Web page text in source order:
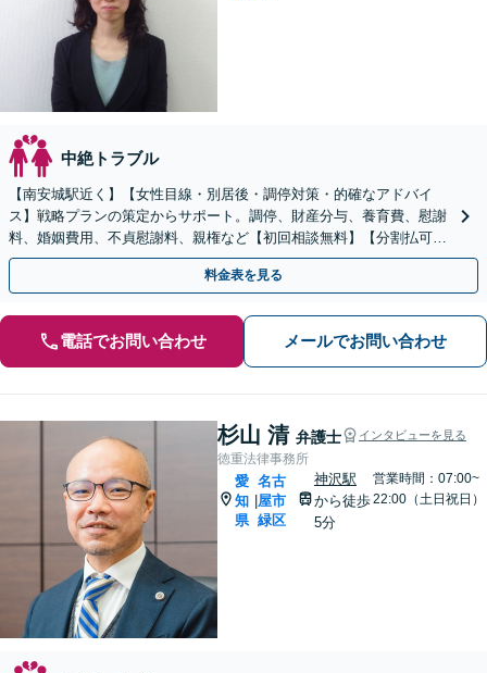
中絶トラブル
【南安城駅近く】【女性目線・別居後・調停対策・的確なアドバイ
ス】戦略プランの策定からサポート。調停、財産分与、養育費、慰謝
料、婚姻費用、不貞慰謝料、親権など【初回相談無料】【分割払可
能】
料金表を見る
電話でお問い合わせ メールでお問い合わせ
杉山 清 弁護士 インタビューを見る
徳重法律事務所
愛
知
県
名古
屋市
緑区
神沢駅
から徒歩
5分
営業時間：07:00~
22:00（土日祝日）